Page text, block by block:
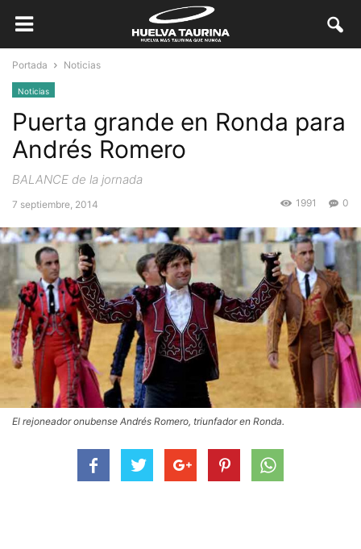
Portada Noticias
Noticias
Puerta grande en Ronda para
Andrés Romero
BALANCE de la jornada
7 septiembre, 2014 0
1991
El rejoneador onubense Andrés Romero, triunfador en Ronda.